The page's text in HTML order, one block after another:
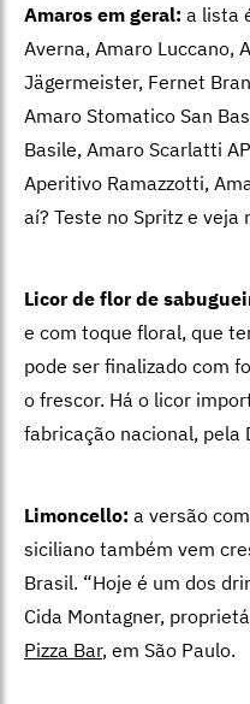
Amaros em geral: a lista
Averna, Amaro Luccano,
Jägermeister, Fernet
Amaro Stomatico San
Basile, Amaro Scarlatti
Aperitivo Ramazzotti,
aí? Teste no Spritz e veja
Licor de flor de
e com toque floral, que
pode ser finalizado com
o frescor. Há o licor
fabricação nacional, pela
Limoncello: a versão
siciliano também vem
Brasil. “Hoje é um dos
Cida Montagner,
Pizza Bar, em São Paulo.